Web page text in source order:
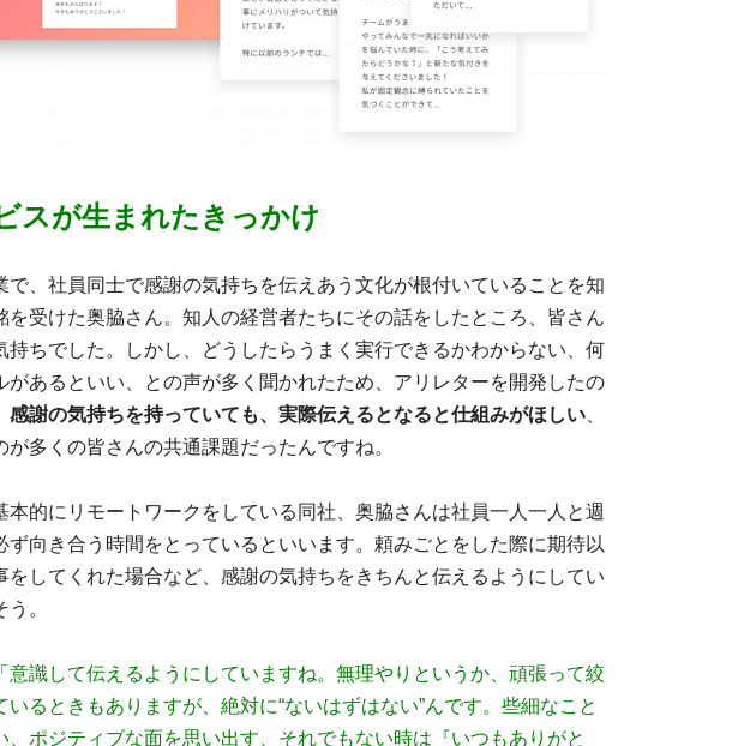
スが生まれたきっかけ
で、社員同士で感謝の気持ちを伝えあう文化が根付いていることを知
を受けた奥脇さん。知人の経営者たちにその話をしたところ、皆さん
持ちでした。しかし、どうしたらうまく実行できるかわからない、何
があるといい、との声が多く聞かれたため、アリレターを開発したの
感謝の気持ちを持っていても、実際伝えるとなると仕組みがほしい
が多くの皆さんの共通課題だったんですね。
本的にリモートワークをしている同社、奥脇さんは社員一人一人と週
ず向き合う時間をとっているといいます。頼みごとをした際に期待以
をしてくれた場合など、感謝の気持ちをきちんと伝えるようにしてい
。
意識して伝えるようにしていますね。無理やりというか、頑張って絞
いるときもありますが、絶対に“ないはずはない”んです。些細なこと
、ポジティブな面を思い出す、それでもない時は『いつもありがと